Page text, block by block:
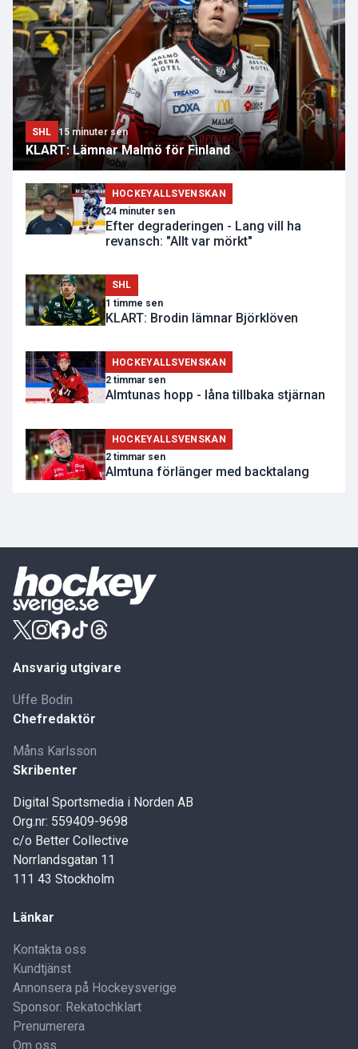
SHL 15 minuter sen
KLART: Lämnar Malmö för Finland
HOCKEYALLSVENSKAN
24 minuter sen
Efter degraderingen - Lang vill ha
revansch: "Allt var mörkt"
SHL
1 timme sen
KLART: Brodin lämnar Björklöven
HOCKEYALLSVENSKAN
2 timmar sen
Almtunas hopp - låna tillbaka stjärnan
HOCKEYALLSVENSKAN
2 timmar sen
Almtuna förlänger med backtalang
Ansvarig utgivare
Uffe Bodin
Chefredaktör
Måns Karlsson
Skribenter
Digital Sportsmedia i Norden AB
Org.nr: 559409-9698
c/o Better Collective
Norrlandsgatan 11
111 43 Stockholm
Länkar
Kontakta oss
Kundtjänst
Annonsera på Hockeysverige
Sponsor: Rekatochklart
Prenumerera
Om oss